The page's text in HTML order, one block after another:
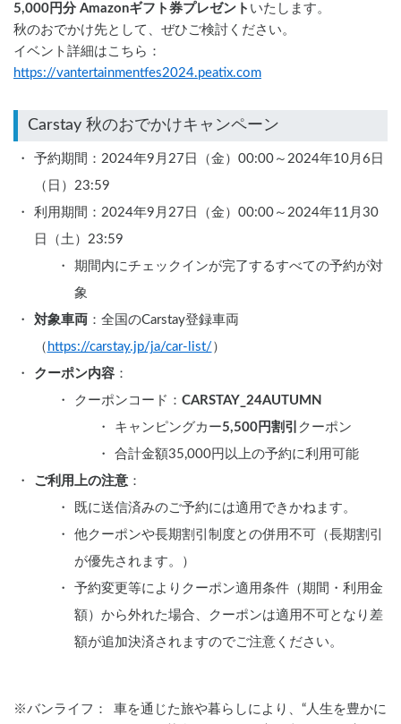
5,000円分 Amazonギフト券プレゼント いたします。
秋のおでかけ先として、ぜひご検討ください。
イベント詳細はこちら：
https://vantertainmentfes2024.peatix.com
予約期間：2024年9月27日（金）00:00～2024年10月6日
（日）23:59
利用期間：2024年9月27日（金）00:00～2024年11月30
日（土）23:59
期間内にチェックインが完了するすべての予約が対
象
対象車両 ：全国のCarstay登録車両
（ https://carstay.jp/ja/car-list/ ）
クーポン内容：
クーポンコード： CARSTAY_24AUTUMN
キャンピングカー5,500円割引 クーポン
合計金額35,000円以上の予約に利用可能
ご利用上の注意：
既に送信済みのご予約には適用できかねます。
他クーポンや長期割引制度との併用不可（長期割引
が優先されます。）
予約変更等によりクーポン適用条件（期間・利用金
額）から外れた場合、クーポンは適用不可となり差
額が追加決済されますのでご注意ください。
※バンライフ：	車を通じた旅や暮らしにより、“人生を豊かに